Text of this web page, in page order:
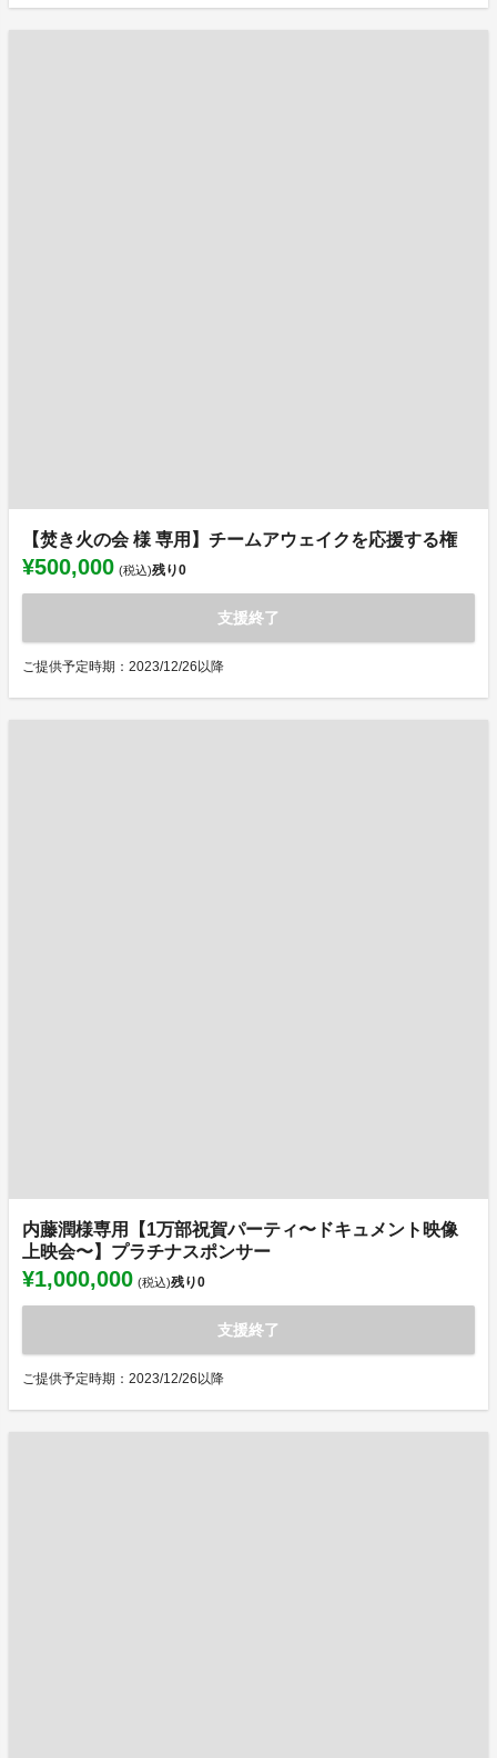
【焚き火の会 様 専用】チームアウェイクを応援する権
¥500,000 (税込)残り0
支援終了
ご提供予定時期：2023/12/26以降
内藤潤様専用【1万部祝賀パーティ〜ドキュメント映像
上映会〜】プラチナスポンサー
¥1,000,000 (税込)残り0
支援終了
ご提供予定時期：2023/12/26以降